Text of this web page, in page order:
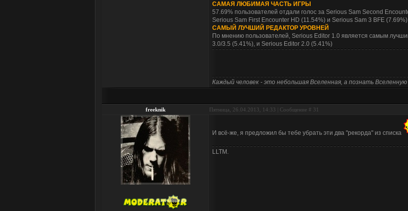
САМАЯ ЛЮБИМАЯ ЧАСТЬ ИГРЫ
57.69% пользователей отдали голос за Serious Sam Second
Serious Sam First Encounter HD (11.54%) и Serious Sam 3 BFE
САМЫЙ ЛУЧШИЙ РЕДАКТОР УРОВНЕЙ
По мнению пользователей, Serious Editor 1.0 является самым
3.0/3.5 (5.41%), и Serious Editor 2.0 (5.41%)
Каждый человек - это небольшая Вселенная, а познать Вселенную
freeknik Пятница, 26.04.2013, 14:33 | Сообщение # 31
И всё-же, я предложил бы тебе убрать эти два "рекорда" из списка
LLTM.